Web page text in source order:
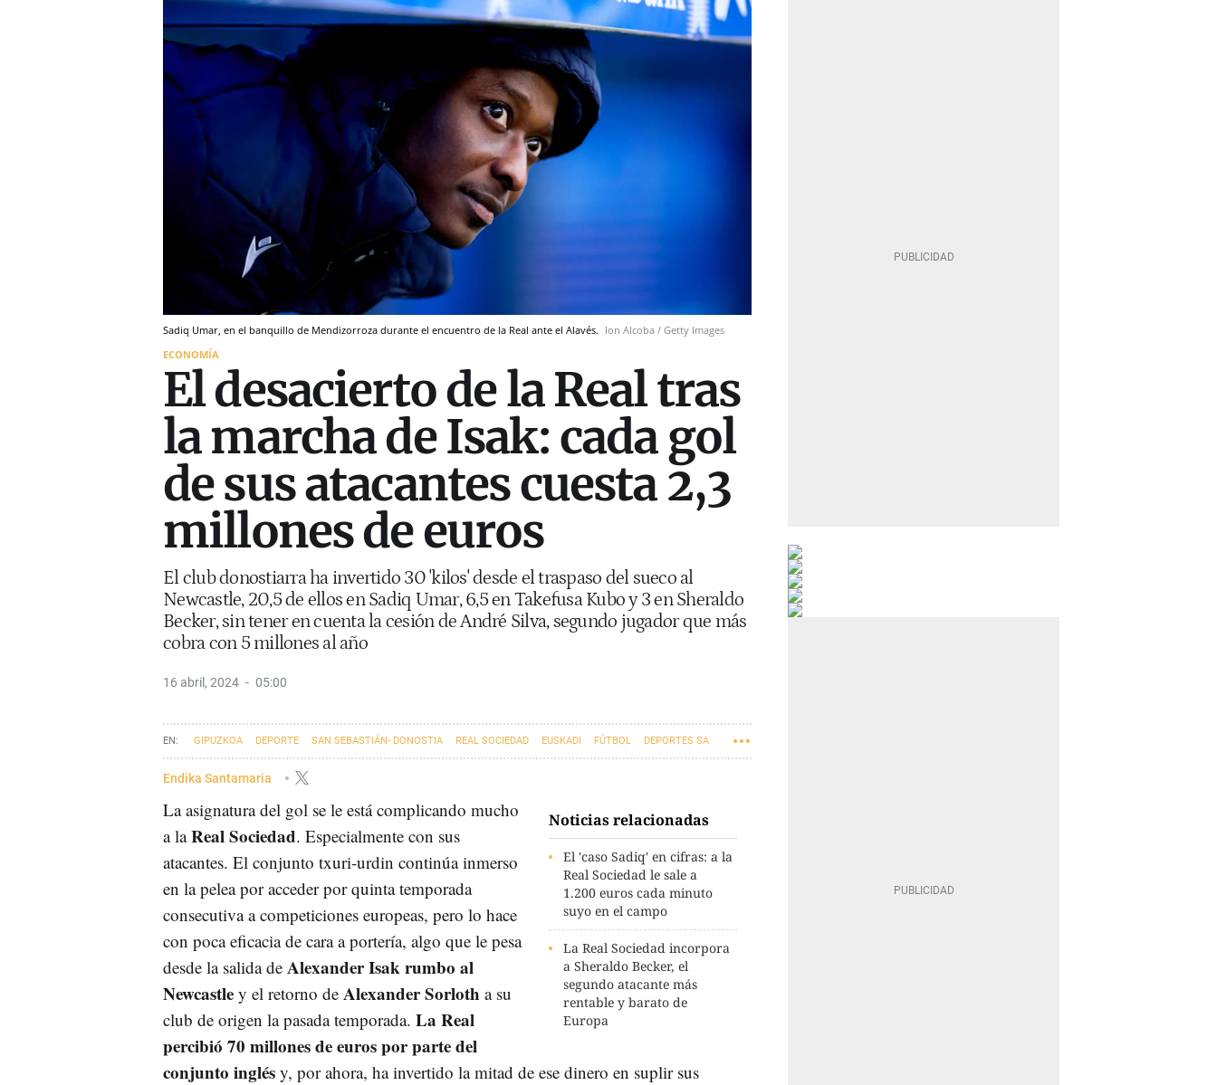
Sadiq Umar, en el banquillo de Mendizorroza durante el encuentro de la Real ante el Alavés. Ion Alcoba / Getty Images
ECONOMÍA
El desacierto de la Real tras
la marcha de Isak: cada gol
de sus atacantes cuesta 2,3
millones de euros
El club donostiarra ha invertido 30 'kilos' desde el traspaso del sueco al
Newcastle, 20,5 de ellos en Sadiq Umar, 6,5 en Takefusa Kubo y 3 en Sheraldo
Becker, sin tener en cuenta la cesión de André Silva, segundo jugador que más
cobra con 5 millones al año
16 abril, 2024 05:00
GIPUZKOA DEPORTE SAN SEBASTIÁN- DONOSTIA REAL SOCIEDAD EUSKADI FÚTBOL DEPORTES SA
Endika Santamaria
Noticias relacionadas
El 'caso Sadiq' en cifras: a la
Real Sociedad le sale a
1.200 euros cada minuto
suyo en el campo
La Real Sociedad incorpora
a Sheraldo Becker, el
segundo atacante más
rentable y barato de
Europa
La asignatura del gol se le está complicando mucho
a laReal Sociedad. Especialmente con sus
atacantes. El conjunto txuri-urdin continúa inmerso
en la pelea por acceder por quinta temporada
consecutiva a competiciones europeas, pero lo hace
con poca eficacia de cara a portería, algo que le pesa
desde la salida de Alexander Isak rumbo al
Newcastle y el retorno de Alexander Sorloth a su
club de origen la pasada temporada. La Real
percibió 70 millones de euros por parte del
conjunto inglés y, por ahora, ha invertido la mitad de ese dinero en suplir sus